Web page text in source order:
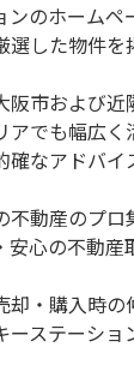
のホームペ
選した物件を
阪市および近
アでも幅広く
確なアドバイ
不動産のプロ
安心の不動産
却・購入時の
ステーショ